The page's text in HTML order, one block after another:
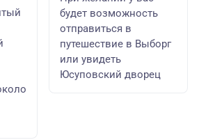
будет возможность
отправиться в
путешествие в Выборг
или увидеть
Юсуповский дворец